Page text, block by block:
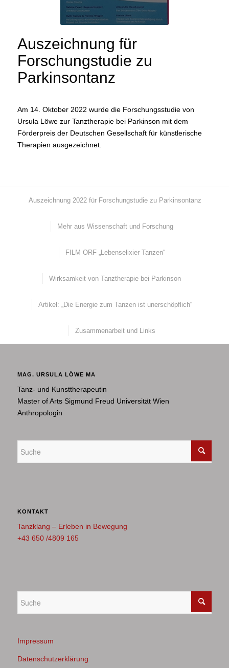
Auszeichnung für
Forschungstudie zu
Parkinsontanz
Am 14. Oktober 2022 wurde die Forschungsstudie von
Ursula Löwe zur Tanztherapie bei Parkinson mit dem
Förderpreis der Deutschen Gesellschaft für künstlerische
Therapien ausgezeichnet.
Auszeichnung 2022 für Forschungstudie zu Parkinsontanz
Mehr aus Wissenschaft und Forschung
FILM ORF „Lebenselixier Tanzen“
Wirksamkeit von Tanztherapie bei Parkinson
Artikel: „Die Energie zum Tanzen ist unerschöpflich“
Zusammenarbeit und Links
MAG. URSULA LÖWE MA
Tanz- und Kunsttherapeutin
Master of Arts Sigmund Freud Universität Wien
Anthropologin
KONTAKT
Tanzklang – Erleben in Bewegung
+43 650 /4809 165
Impressum
Datenschutzerklärung